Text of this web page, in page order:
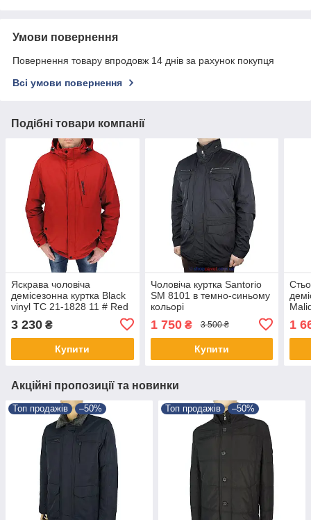
Умови повернення
Повернення товару впродовж 14 днів за рахунок покупця
Всі умови повернення
Подібні товари компанії
Яскрава чоловіча
демісезонна куртка Black
vinyl TC 21-1828 11 # Red
3 230 ₴
Купити
Чоловіча куртка Santorio
SM 8101 в темно-синьому
кольорі
1 750₴ 3 500 ₴
Купити
1
Акційні пропозиції та новинки
Топ продажів –50% Топ продажів –50%